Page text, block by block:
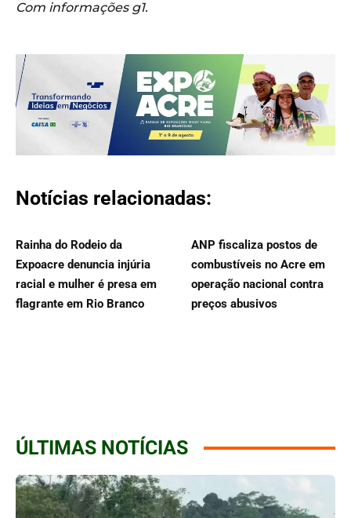
Com informações g1.
Notícias relacionadas:
Rainha do Rodeio da
Expoacre denuncia injúria
racial e mulher é presa em
flagrante em Rio Branco
ANP fiscaliza postos de
combustíveis no Acre em
operação nacional contra
preços abusivos
ÚLTIMAS NOTÍCIAS